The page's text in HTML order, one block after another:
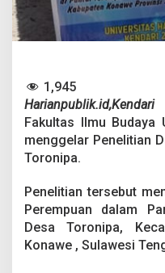
e
r
e
n
D
a
P
a
r
w
1,945
Fakultas Ilmu Budaya
menggelar Penelitian
Toronipa.
Penelitian tersebut
Perempuan dalam
Desa Toronipa,
Konawe , Sulawesi